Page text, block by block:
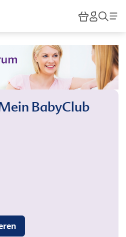
HiPP
BabyClub